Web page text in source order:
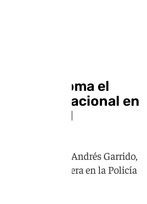
García toma el
Policía Nacional en
sustituye a Andrés Garrido,
una extensa carrera en la Policía